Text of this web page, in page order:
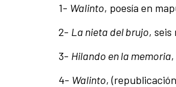
1- Walinto, poesía en
2- La nieta del brujo, seis
3- Hilando en la memoria
4- Walinto,